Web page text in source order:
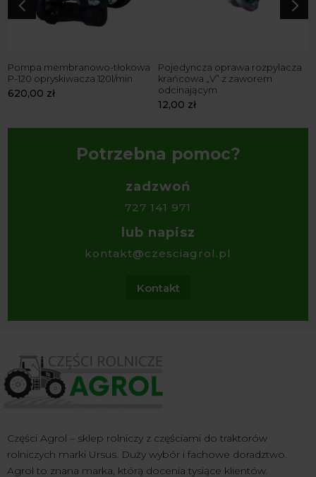
Pompa membranowo-tłokowa
P-120 opryskiwacza 120l/min
620,00 zł
Pojedyncza oprawa rozpylacza
krańcowa „V” z zaworem
odcinającym
12,00 zł
Potrzebna pomoc?
zadzwoń
727 141 971
lub napisz
kontakt@czesciagrol.pl
Kontakt
Części Agrol – sklep rolniczy z częściami do traktorów
rolniczych marki Ursus. Duży wybór i fachowe doradztwo.
Agrol to znana marka, którą docenia tysiące klientów.